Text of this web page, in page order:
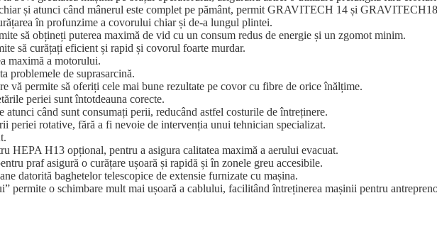
și atunci când mânerul este complet pe pământ, permit GRAVITECH 14 și
în profunzime a covorului chiar și de-a lungul plintei.
să obțineți puterea maximă de vid cu un consum redus de energie și un zgomot minim.
să curățați eficient și rapid și covorul foarte murdar.
maximă a motorului.
problemele de suprasarcină.
vă permite să oferiți cele mai bune rezultate pe covor cu fibre de orice înălțime.
periei sunt întotdeauna corecte.
când sunt consumați perii, reducând astfel costurile de întreținere.
periei rotative, fără a fi nevoie de intervenția unui tehnician specializat.
HEPA H13 opțional, pentru a asigura calitatea maximă a aerului evacuat.
praf asigură o curățare ușoară și rapidă și în zonele greu accesibile.
datorită baghetelor telescopice de extensie furnizate cu mașina.
permite o schimbare mult mai ușoară a cablului, facilitând întreținerea mașinii pentru